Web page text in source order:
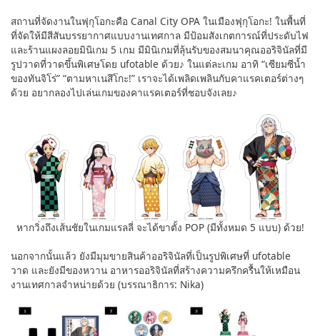
สถานที่จัดงานในฟุกุโอกะคือ Canal City OPA ในเมืองฟุกุโอกะ! ในพื้นที่
ที่จัดให้มีสีสันบรรยากาศแบบงานเทศกาล มีป้อมสังเกตการณ์ที่ประดับไฟ
และร้านแผงลอยมินิเกม 5 เกม มีมินิเกมที่ลุ้นรับของสมนาคุณออริจินัลที่มี
รูปวาดที่วาดขึ้นพิเศษโดย ufotable ด้วย♪ ในแต่ละเกม อาทิ “เซียมซีน้ำ
ของทันจิโร่” “ตามหาเนสึโกะ!” เราจะได้เพลิดเพลินกับคาแรคเตอร์ต่างๆ
ด้วย อยากลองไปเล่นเกมของคาแรคเตอร์ที่ชอบจังเลย♪
หากวิ่งถึงเส้นชัยในเกมแรลลี่ จะได้ขาตั้ง POP (มีทั้งหมด 5 แบบ) ด้วย!
นอกจากนั้นแล้ว ยังมีมุมขายสินค้าออริจินัลที่เป็นรูปพิเศษที่ ufotable
วาด และยังมีของหวาน อาหารออริจินัลที่สร้างความครึกครื้นให้เหมือน
งานเทศกาลจำหน่ายด้วย (บรรณาธิการ: Nika)